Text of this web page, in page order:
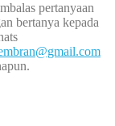
pertanyaan
bertanya kepada